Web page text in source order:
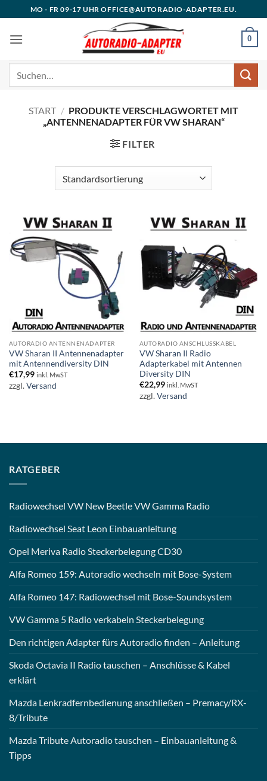
Inhalt
springen
MO - FR 09-17 UHR OFFICE@AUTORADIO-ADAPTER.EU.
0
START / PRODUKTE VERSCHLAGWORTET MIT
„ANTENNENADAPTER FÜR VW SHARAN“
FILTER
AUTORADIO ANTENNENADAPTER
VW Sharan II Antennenadapter
mit Antennendiversity DIN
€17,99 inkl. MwST
zzgl.Versand
AUTORADIO ANSCHLUSSKABEL
VW Sharan II Radio
Adapterkabel mit Antennen
Diversity DIN
€22,99 inkl. MwST
zzgl.Versand
RATGEBER
Radiowechsel VW New Beetle VW Gamma Radio
Radiowechsel Seat Leon Einbauanleitung
Opel Meriva Radio Steckerbelegung CD30
Alfa Romeo 159: Autoradio wechseln mit Bose-System
Alfa Romeo 147: Radiowechsel mit Bose-Soundsystem
VW Gamma 5 Radio verkabeln Steckerbelegung
Den richtigen Adapter fürs Autoradio finden – Anleitung
Skoda Octavia II Radio tauschen – Anschlüsse & Kabel
erklärt
Mazda Lenkradfernbedienung anschließen – Premacy/RX-
8/Tribute
Mazda Tribute Autoradio tauschen – Einbauanleitung &
Tipps